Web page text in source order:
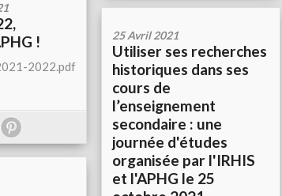
!
2022.pdf
25 Avril 2021
Utiliser ses recherches
historiques dans ses
cours de
l’enseignement
secondaire : une
journée d'études
organisée par l'IRHIS
et l'APHG le 25